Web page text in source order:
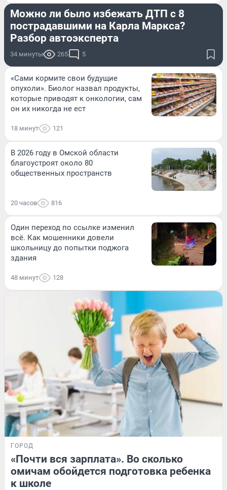
Можно ли было избежать ДТП с 8
пострадавшими на Карла Маркса?
Разбор автоэксперта
34 минуты 265 5
«Сами кормите свои будущие
опухоли». Биолог назвал продукты,
которые приводят к онкологии, сам
он их никогда не ест
18 минут 121
В 2026 году в Омской области
благоустроят около 80
общественных пространств
20 часов 816
Один переход по ссылке изменил
всё. Как мошенники довели
школьницу до попытки поджога
здания
48 минут 128
ГОРОД
«Почти вся зарплата». Во сколько
омичам обойдется подготовка ребенка
к школе